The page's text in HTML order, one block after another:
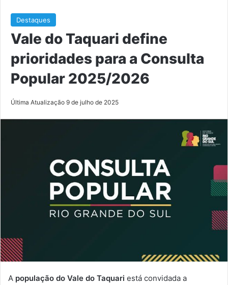
Destaques
Vale do Taquari define
prioridades para a Consulta
Popular 2025/2026
Última Atualização 9 de julho de 2025
A população do Vale do Taquari está convidada a